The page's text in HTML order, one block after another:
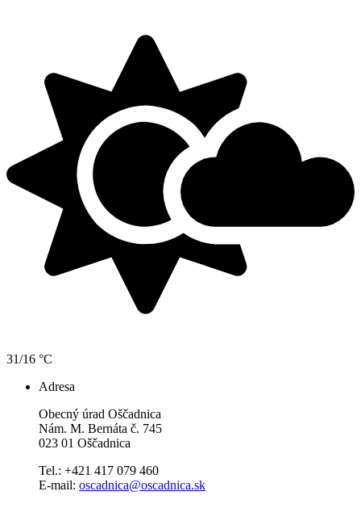
31/16 °C
Adresa
Obecný úrad Oščadnica
Nám. M. Bernáta č. 745
023 01 Oščadnica
Tel.: +421 417 079 460
E-mail: oscadnica@oscadnica.sk